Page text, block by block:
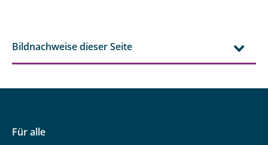
Bildnachweise dieser Seite
Für alle